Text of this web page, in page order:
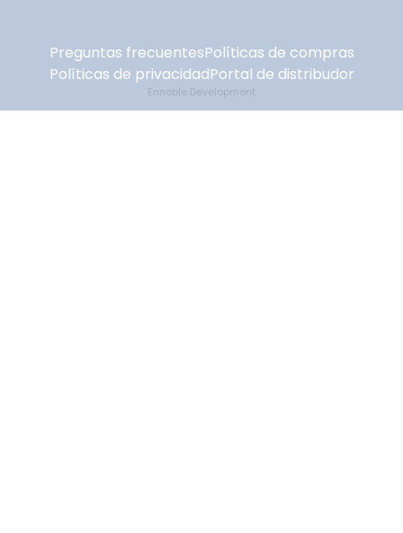
Preguntas frecuentesPolíticas de compras
Políticas de privacidadPortal de distribudor
Ennoble Development